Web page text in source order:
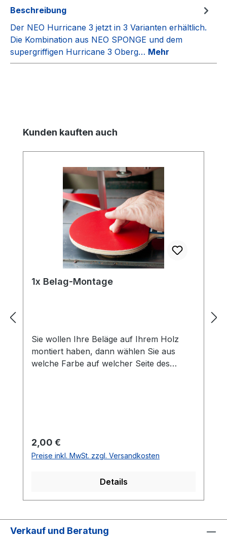
Beschreibung
Der NEO Hurricane 3 jetzt in 3 Varianten erhältlich.
Die Kombination aus NEO SPONGE und dem
supergriffigen Hurricane 3 Oberg… Mehr
Produktgalerie überspringen
Kunden kauften auch
1x Belag-Montage
Sie wollen Ihre Beläge auf Ihrem Holz
montiert haben, dann wählen Sie aus
welche Farbe auf welcher Seite des
inklusive.Bei den Komplettschläger
müssen Sie KEINE Belag-Montage mit in
Regulärer Preis:
2,00 €
Preise inkl. MwSt. zzgl. Versandkosten
Details
Verkauf und Beratung